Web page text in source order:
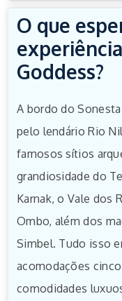
O que
Goddess?
A bordo do
pelo lendário Rio
famosos sítios
grandiosidade do
Karnak, o Vale dos
Ombo, além dos
Simbel. Tudo isso
acomodações
comodidades